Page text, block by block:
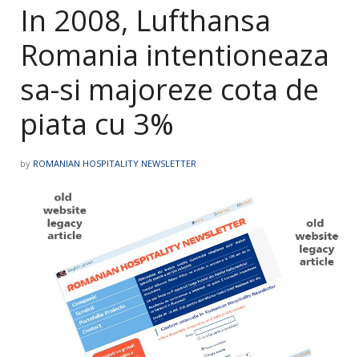
In 2008, Lufthansa
Romania intentioneaza
sa-si majoreze cota de
piata cu 3%
by ROMANIAN HOSPITALITY NEWSLETTER